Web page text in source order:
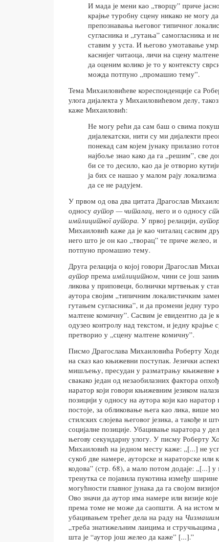
И мада је мени као „творцу” приче
крајње туробну сцену никако не могу
препознавања његовог типичног
сугласника и „гутања” самогласника и
ставим у уста. И његово умотавање
каснијег читаоца, личи на сцену
да оценим колико је то у контексту
можда потпуно „промашио тему”.
Тема Михаиловићеве кореспонденције са
улога дијалекта у Михаиловићевом делу,
каже Михаиловић:
Не могу рећи да сам баш о свима
дијалекатски, нити су ми дијалекти
понекад сам којем јунаку прилазио
најбоље знао како да га „решим”, све
би се то десило, као да је отворио
ја бих се нашао у малом рају
да се не радујем.
У првом од ова два цитата Драгослав
односу аутор — читалац, него и о односу
имплицитног аутора. У првој релацији,
Михаиловић каже да је као читалац сасвим
него што је он као „творац” те приче желео,
потпуно промашио тему.
Друга релација о којој говори Драгослав
аутор према имплицитном, чини се још
ликова у приповеци, болнички мртвењак у
аутора својим „типичним локалистичким
гутањем сугласника”, и да промени једну
малтене комичну”. Сасвим је евидентно да
одузео контролу над текстом, и једну
претворио у „сцену малтене комичну”.
Писмо Драгослава Михаиловића Роберту
на сказ као књижевни поступак. Језички
мишљењу, пресудан у разматрању књижевне
свакако један од незаобилазних фактора
наратор који говори књижевним језиком
позицији у односу на аутора који као
постоје, за обликовање њега као лика, више
стилских слојева његовог језика, а такође и
социјалне позиције. Убацивање наратора у
његову секундарну улогу. У писму Роберту
Михаиловић на једном месту каже: „[...] не
сукоб две намере, ауторске и нараторске или
кодова” (стр. 68), а мало потом додаје: „[...]
тренутка се појавила пукотина између
могућности главног јунака да га својом
Ово значи да аутор има намере или визије
према томе не може да саопшти. А на истом
убацивањем трећег дела на раду на
„треба знатижељним лаицима и стручњацима
шта је “аутор још желео да каже” [...].”